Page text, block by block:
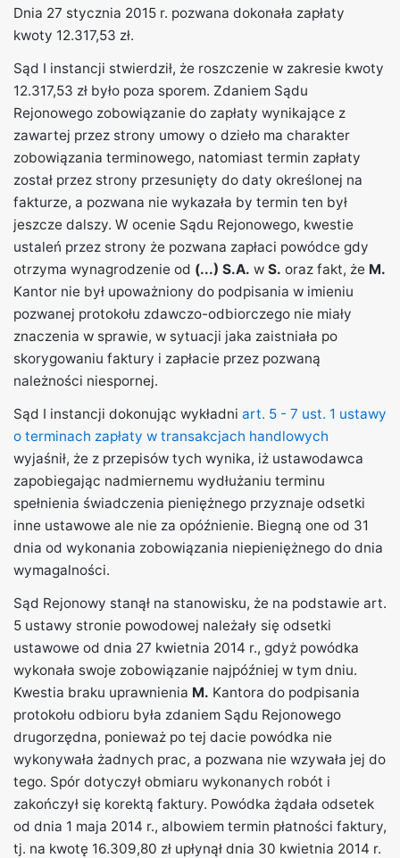
Dnia 27 stycznia 2015 r. pozwana dokonała zapłaty
kwoty 12.317,53 zł.
Sąd I instancji stwierdził, że roszczenie w zakresie kwoty
12.317,53 zł było poza sporem. Zdaniem Sądu
Rejonowego zobowiązanie do zapłaty wynikające z
zawartej przez strony umowy o dzieło ma charakter
zobowiązania terminowego, natomiast termin zapłaty
został przez strony przesunięty do daty określonej na
fakturze, a pozwana nie wykazała by termin ten był
jeszcze dalszy. W ocenie Sądu Rejonowego, kwestie
ustaleń przez strony że pozwana zapłaci powódce gdy
otrzyma wynagrodzenie od (...) S.A. w S. oraz fakt, że M.
Kantor nie był upoważniony do podpisania w imieniu
pozwanej protokołu zdawczo-odbiorczego nie miały
znaczenia w sprawie, w sytuacji jaka zaistniała po
skorygowaniu faktury i zapłacie przez pozwaną
należności niespornej.
Sąd I instancji dokonując wykładni art. 5 - 7 ust. 1 ustawy
o terminach zapłaty w transakcjach handlowych
wyjaśnił, że z przepisów tych wynika, iż ustawodawca
zapobiegając nadmiernemu wydłużaniu terminu
spełnienia świadczenia pieniężnego przyznaje odsetki
inne ustawowe ale nie za opóźnienie. Biegną one od 31
dnia od wykonania zobowiązania niepieniężnego do dnia
wymagalności.
Sąd Rejonowy stanął na stanowisku, że na podstawie art.
5 ustawy stronie powodowej należały się odsetki
ustawowe od dnia 27 kwietnia 2014 r., gdyż powódka
wykonała swoje zobowiązanie najpóźniej w tym dniu.
Kwestia braku uprawnienia M. Kantora do podpisania
protokołu odbioru była zdaniem Sądu Rejonowego
drugorzędna, ponieważ po tej dacie powódka nie
wykonywała żadnych prac, a pozwana nie wzywała jej do
tego. Spór dotyczył obmiaru wykonanych robót i
zakończył się korektą faktury. Powódka żądała odsetek
od dnia 1 maja 2014 r., albowiem termin płatności faktury,
tj. na kwotę 16.309,80 zł upłynął dnia 30 kwietnia 2014 r.